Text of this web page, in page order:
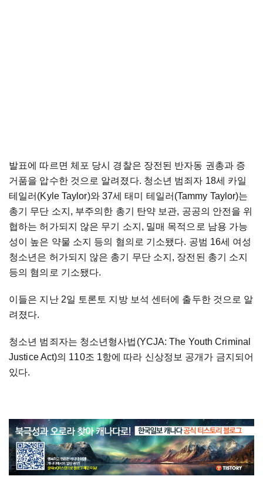
발표에 따르면 체포 당시 경찰은 장전된 반자동 권총과 증
거품을 압수한 것으로 알려졌다. 청소년 범죄자 18세 카일
테일러(Kyle Taylor)와 37세 태미 테일러(Tammy Taylor)는
총기 무단 소지, 부주의한 총기 탄약 보관, 공공의 안전을 위
협하는 허가되지 않은 무기 소지, 밀매 목적으로 남용 가능
성이 높은 약물 소지 등의 혐의로 기소됐다. 공범 16세 여성
청소년은 허가되지 않은 총기 무단 소지, 장전된 총기 소지
등의 혐의로 기소됐다.
이들은 지난 2일 토론토 지방 보석 센터에 출두한 것으로 알
려졌다.
청소년 범죄자는 청소년형사법(YCJA: The Youth Criminal
Justice Act)의 110조 1항에 따라 신상정보 공개가 금지되어
있다.